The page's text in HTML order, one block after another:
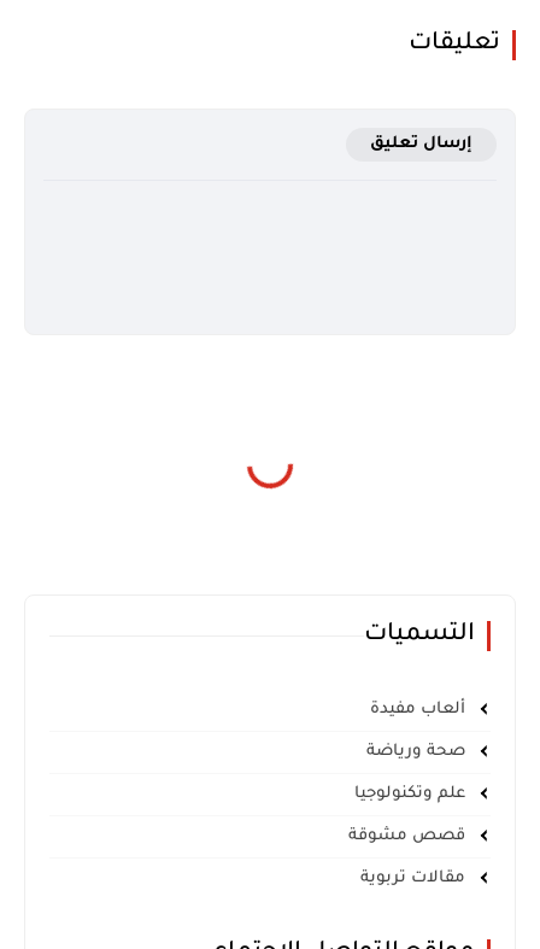
تعليقات
إرسال تعليق
التسميات
ألعاب مفيدة
صحة ورياضة
علم وتكنولوجيا
قصص مشوقة
مقالات تربوية